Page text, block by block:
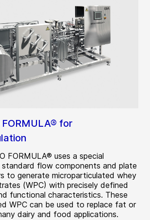
FORMULA® for
FORMULA® uses a special
flow components and plate
to generate microparticulated whey
(WPC) with precisely defined
functional characteristics. These
WPC can be used to replace fat or
dairy and food applications.